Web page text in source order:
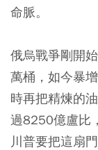
命脈。
俄烏戰爭剛開
萬桶，如今暴
時再把精煉的
過8250億盧比
川普要把這扇